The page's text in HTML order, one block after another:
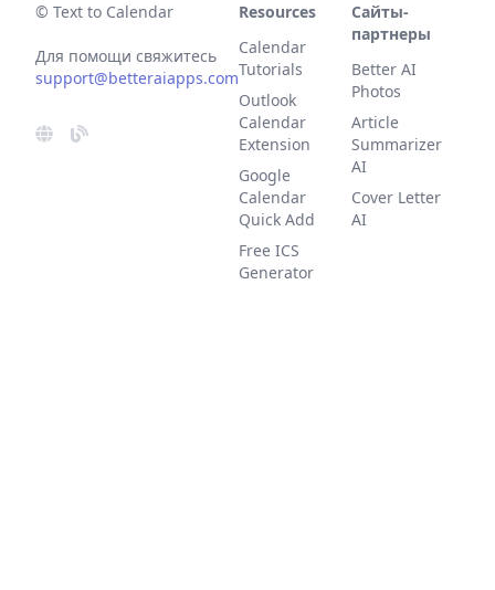
© Text to Calendar
Для помощи свяжитесь
support@betteraiapps.com
Resources
Calendar
Tutorials
Outlook
Calendar
Extension
Google
Calendar
Quick Add
Free ICS
Generator
Сайты-
партнеры
Better AI
Photos
Article
Summarizer
AI
Cover Letter
AI